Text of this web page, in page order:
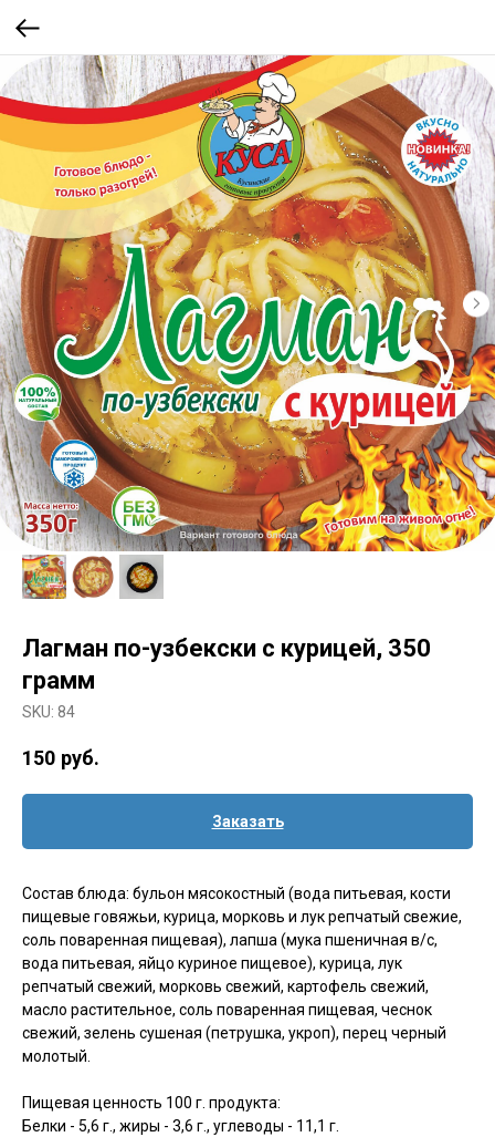
Лагман по-узбекски с курицей, 350
грамм
SKU: 84
150 руб.
Заказать
Состав блюда: бульон мясокостный (вода питьевая, кости
пищевые говяжьи, курица, морковь и лук репчатый свежие,
соль поваренная пищевая), лапша (мука пшеничная в/с,
вода питьевая, яйцо куриное пищевое), курица, лук
репчатый свежий, морковь свежий, картофель свежий,
масло растительное, соль поваренная пищевая, чеснок
свежий, зелень сушеная (петрушка, укроп), перец черный
молотый.
Пищевая ценность 100 г. продукта:
Белки - 5,6 г., жиры - 3,6 г., углеводы - 11,1 г.